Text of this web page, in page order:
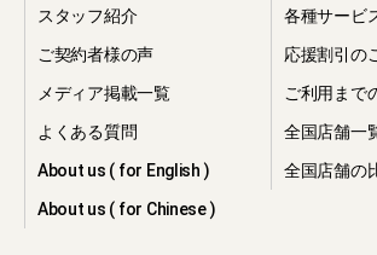
当社は、ご本人の同意を得た場
とが認められている場合を除き
した個人情報について、取得の
用目的においてのみ利用いたし
3.個人情報の開
スタッフ紹介
ご契約者様の声
メディア掲載一覧
よくある質問
About us ( for English )
About us ( for Chinese )
各種サービ
応援割引の
ご利用まで
全国店舗一
全国店舗の